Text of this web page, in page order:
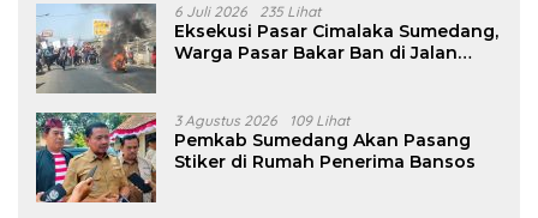
6 Juli 2026 235 Lihat
Eksekusi Pasar Cimalaka Sumedang,
Warga Pasar Bakar Ban di Jalan
3 Agustus 2026 109 Lihat
Pemkab Sumedang Akan Pasang
Stiker di Rumah Penerima Bansos